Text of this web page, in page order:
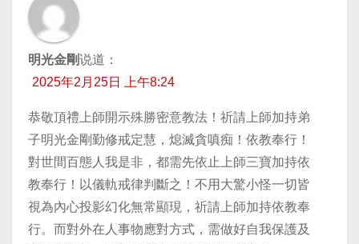
明光金剛说道：
2025年2月25日 上午8:24
恭敬頂禮上師開示殊勝密意教法！祈請上師加持弟
子明光金剛勤修戒定慧，熄滅貪嗔痴！依教奉行！
對世間百態人我是非，都需先依止上師三寶加持依
教奉行！以儀軌戒律判斷之！不用大驚小怪一切皆
視為內心投影幻化無常顯現，祈請上師加持依教奉
行。而對外在人事物應對方式，需做好自我保護及